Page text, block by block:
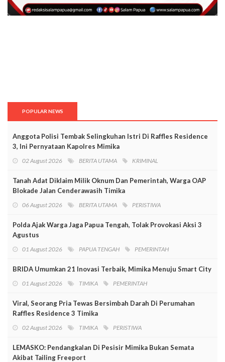
POPULAR NEWS
Anggota Polisi Tembak Selingkuhan Istri Di Raffles Residence
3, Ini Pernyataan Kapolres Mimika
02 August 2026 BERITA UTAMA KRIMINAL
Tanah Adat Diklaim Milik Oknum Dan Pemerintah, Warga OAP
Blokade Jalan Cenderawasih Timika
06 August 2026 BERITA UTAMA PERISTIWA
Polda Ajak Warga Jaga Papua Tengah, Tolak Provokasi Aksi 3
Agustus
01 August 2026 PAPUA TENGAH PEMERINTAH
BRIDA Umumkan 21 Inovasi Terbaik, Mimika Menuju Smart City
01 August 2026 TIMIKA PEMERINTAH
Viral, Seorang Pria Tewas Bersimbah Darah Di Perumahan
Raffles Residence 3 Timika
02 August 2026 TIMIKA PERISTIWA
LEMASKO: Pendangkalan Di Pesisir Mimika Bukan Semata
Akibat Tailing Freeport